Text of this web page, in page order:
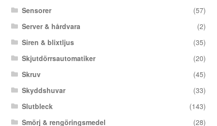
Sensorer
(57)
Server & hårdvara
(2)
Siren & blixtljus
(35)
Skjutdörrsautomatiker
(20)
Skruv
(45)
Skyddshuvar
(33)
Slutbleck
(143)
Smörj & rengöringsmedel
(28)